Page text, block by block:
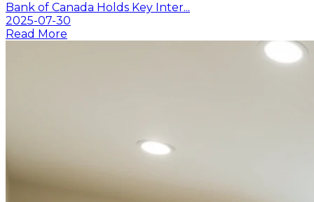
Bank of Canada Holds Key Inter...
2025-07-30
Read More